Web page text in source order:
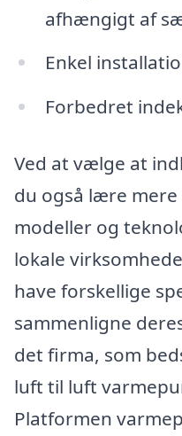
afhængigt af
Enkel
Forbedret
Ved at vælge at
du også lære
modeller og
lokale
have forskellige
sammenligne
det firma, som
luft til luft
Platformen